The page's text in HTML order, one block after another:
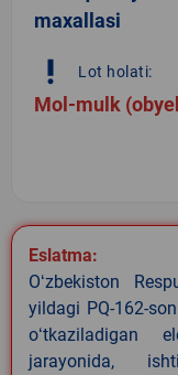
maxallasi
priority_high Lot holati:
Mol-mulk
Eslatma:
Oʻzbekiston
yildagi PQ-162-
oʻtkaziladigan
jarayonida,